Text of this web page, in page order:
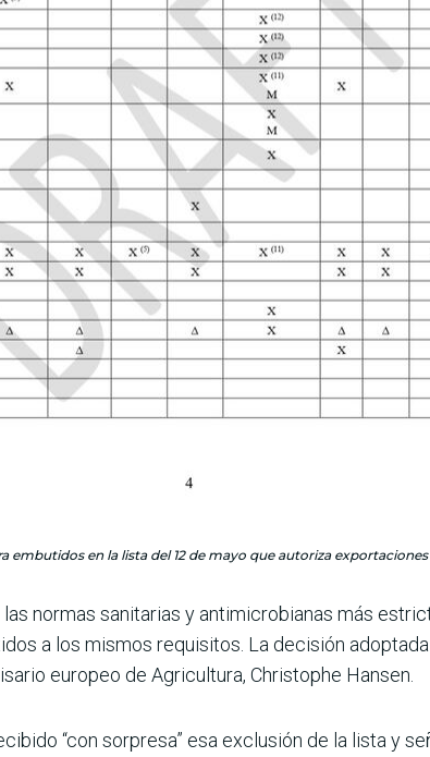
embutidos en la lista del 12 de mayo que autoriza
normas sanitarias y antimicrobianas más
a los mismos requisitos. La decisión
europeo de Agricultura, Christophe Hansen.
“con sorpresa” esa exclusión de la lista y